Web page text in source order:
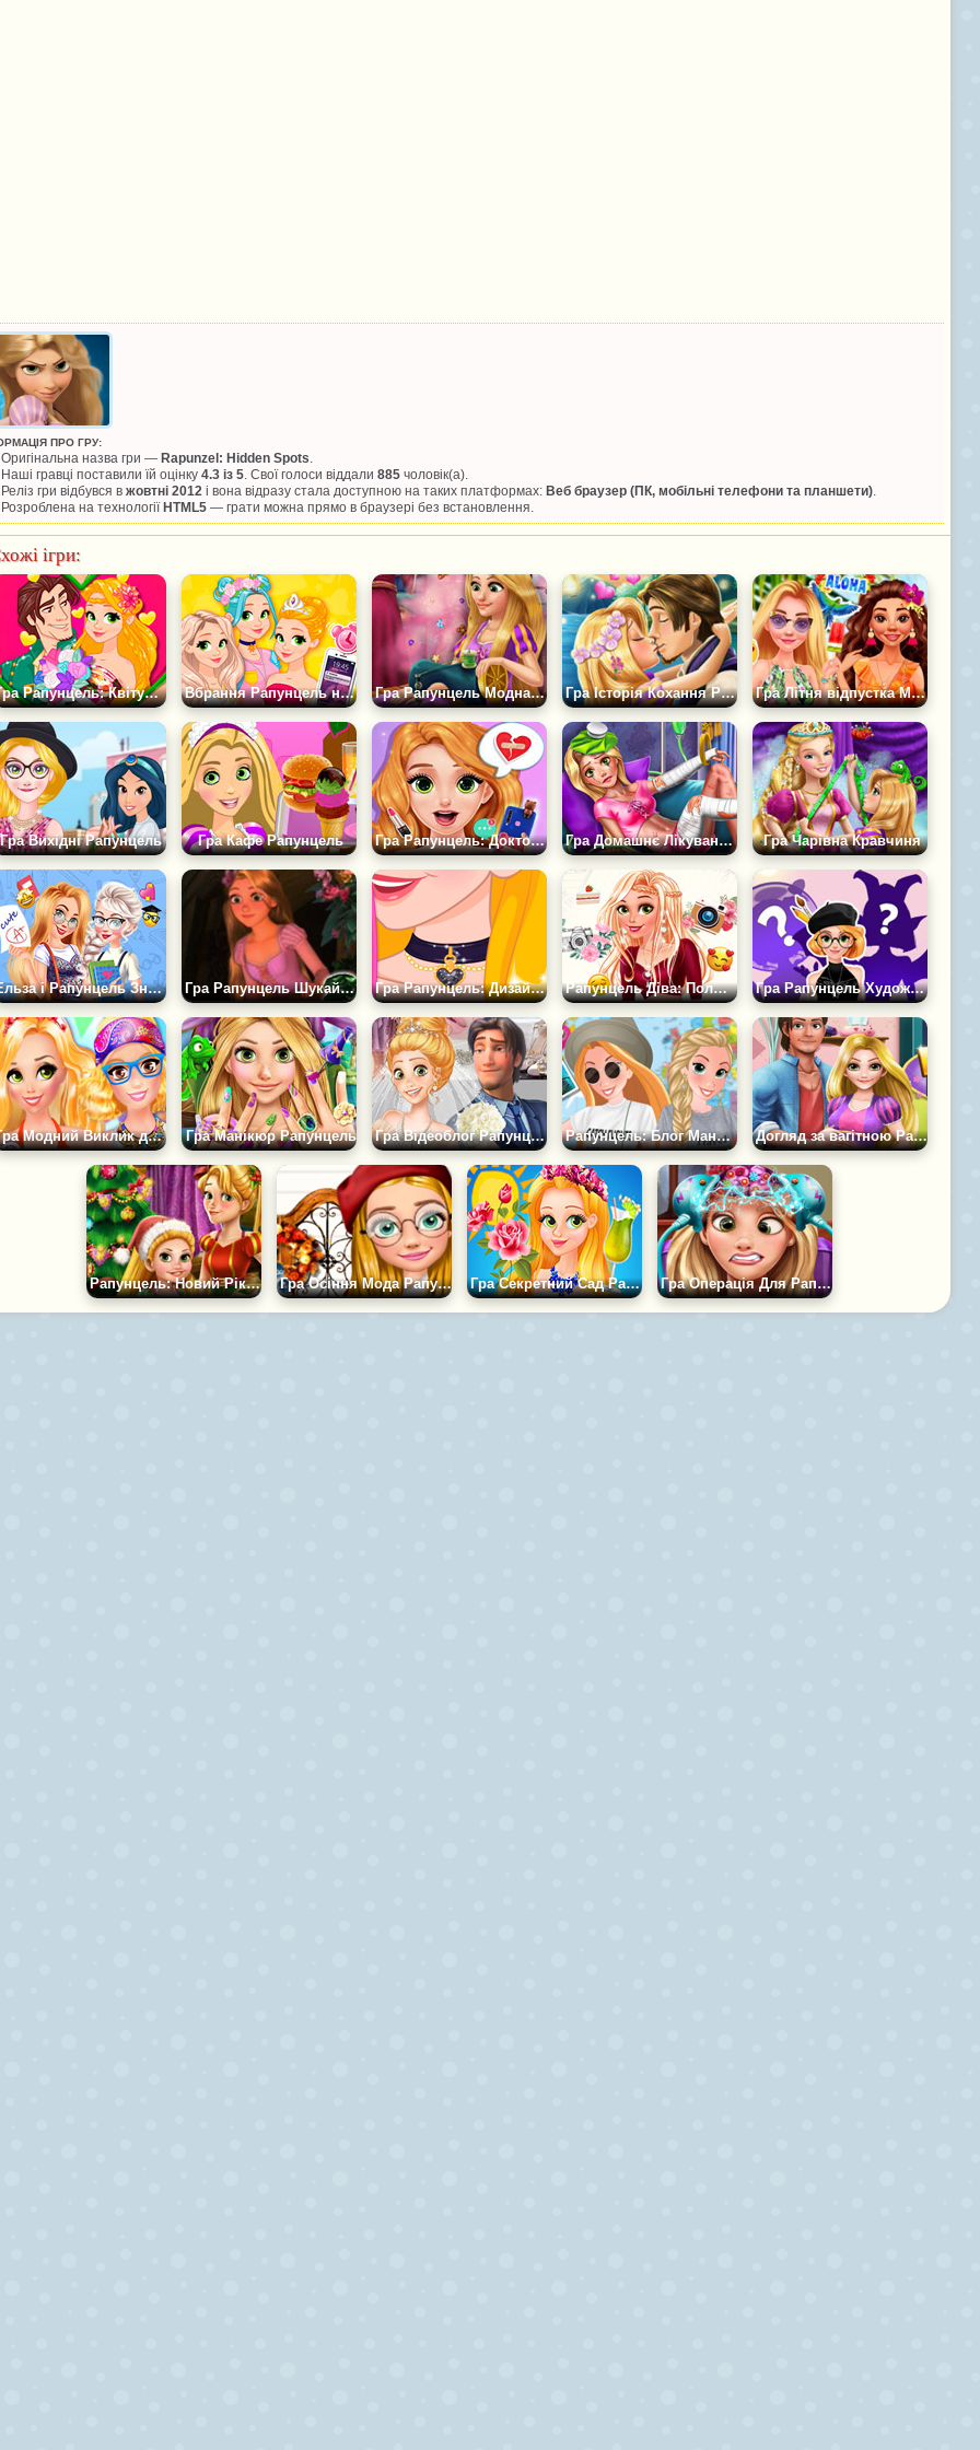
ПРО ГРУ:
Оригінальна назва гри — Rapunzel: Hidden Spots
Наші гравці поставили їй оцінку 4.3 із 5 . Свої голоси віддали 885 чоловік(а).
Реліз гри відбувся в жовтні 2012 і вона відразу стала доступною на таких платформах: Веб браузер (ПК, мобільні телефони та планшети)
Розроблена на технологіїHTML5 — грати можна прямо в браузері без встановлення.
ігри:
Гра Рапунцель: Квітуча Романтика Вбрання Рапунцель на всі випадки Гра Рапунцель Модна Суперниця Гра Історія Кохання Рапунцель Гра Літня відпустка Моани і Рапунцель
Гра Вихідні Рапунцель Гра Кафе Рапунцель Гра Рапунцель: Доктор Любові Гра Домашнє Лікування Рапунцель Гра Чарівна Кравчиня
Ельза і Рапунцель Знову в Школі Гра Рапунцель Шукай Речі Гра Рапунцель: Дизайн Чокера Рапунцель Діва: Полювання Папараці Гра Рапунцель Художниця
Гра Модний Виклик для Рапунцель Гра Манікюр Рапунцель Гра Відеоблог Рапунцель про Весілля Рапунцель: Блог Мандрівниці Догляд за вагітною Рапунцель
Рапунцель: Новий Рік із Дочкою Гра Осіння Мода Рапунцель Гра Секретний Сад Рапунцель Гра Операція Для Рапунцель